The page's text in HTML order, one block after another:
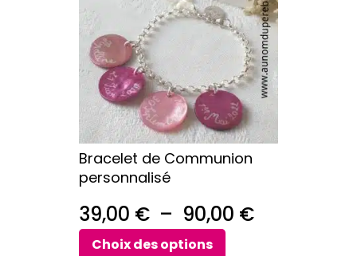
Bracelet de Communion
personnalisé
39,00 € – 90,00 €Plage
Choix des options
plusieurs
variations.
Les
options
peuvent
être
choisies
sur
la
page
du
produit